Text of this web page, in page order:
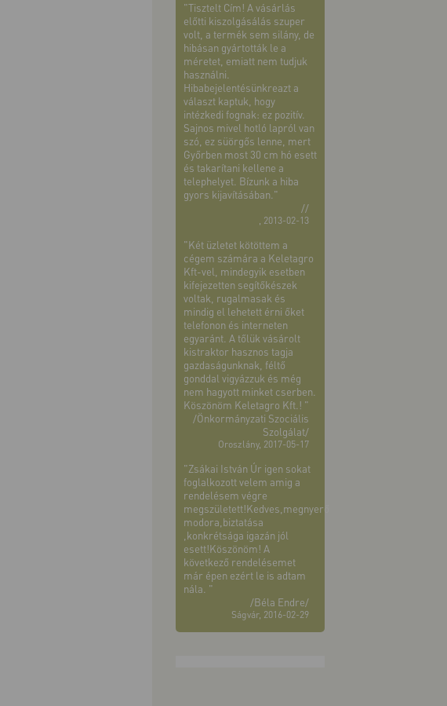
"Tisztelt Cím! A vásárlás
előtti kiszolgásálás szuper
volt, a termék sem silány, de
hibásan gyártották le a
méretet, emiatt nem tudjuk
használni.
Hibabejelentésünkreazt a
választ kaptuk, hogy
intézkedi fognak: ez pozitív.
Sajnos mivel hotló lapról van
szó, ez süörgős lenne, mert
Győrben most 30 cm hó esett
és takarítani kellene a
telephelyet. Bízunk a hiba
gyors kijavításában."
//
, 2013-02-13
"Két üzletet kötöttem a
cégem számára a Keletagro
Kft-vel, mindegyik esetben
kifejezetten segítőkészek
voltak, rugalmasak és
mindig el lehetett érni őket
telefonon és interneten
egyaránt. A tőlük vásárolt
kistraktor hasznos tagja
gazdaságunknak, féltő
gonddal vigyázzuk és még
nem hagyott minket cserben.
Köszönöm Keletagro Kft.! "
/Önkormányzati Szociális
Szolgálat/
Oroszlány, 2017-05-17
"Zsákai István Úr igen sokat
foglalkozott velem amig a
rendelésem végre
megszületett!Kedves,megnyerő
modora,biztatása
,konkrétsága igazán jól
esett!Köszönöm! A
következő rendelésemet
már épen ezért le is adtam
nála. "
/Béla Endre/
Ságvár, 2016-02-29